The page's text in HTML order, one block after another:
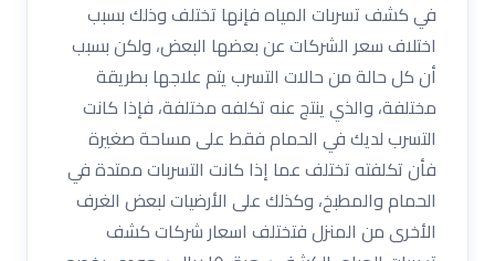
في كشف تسربات المياه فإنها تختلف وذلك بسبب
اختلاف سعر الشركات عن بعضها البعض، ولكن بسبب
أن كل حالة من حالات التسرب يتم علاجها بطريقة
مختلفة، والذي ينتج عنه تكلفه مختلفة، فإذا كانت
التسرب لديك في الحمام فقط على مساحة صغيرة
فأن تكلفته تختلف عما إذا كانت التسربات ممتدة في
الحمام والمطبخ، وكذلك على الأرضيات لبعض الغرف
الأخرى من المنزل فتختلف اسعار شركات كشف